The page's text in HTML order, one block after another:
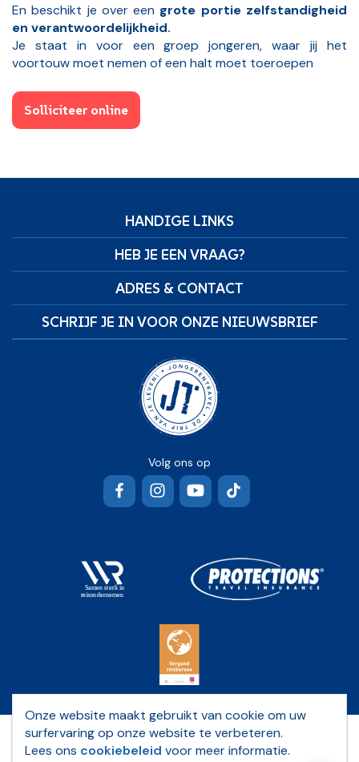
En beschikt je over een grote portie zelfstandigheid
en verantwoordelijkheid.
Je staat in voor een groep jongeren, waar jij het
voortouw moet nemen of een halt moet toeroepen
Solliciteer online
HANDIGE LINKS
HEB JE EEN VRAAG?
ADRES & CONTACT
SCHRIJF JE IN VOOR ONZE NIEUWSBRIEF
Volg ons op
FacebookInstagramYouTubeTikTok
Privacybeleid
Onze website maakt gebruikt van cookie om uw
surfervaring op onze website te verbeteren.
Lees ons cookiebeleid voor meer informatie.